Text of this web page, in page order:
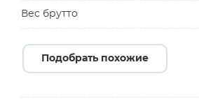
Вес брутто
Подобрать похожие